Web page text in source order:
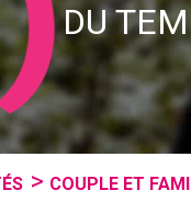
DU
COUPLE ET